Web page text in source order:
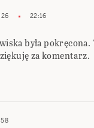
22:16
była
za komentarz.